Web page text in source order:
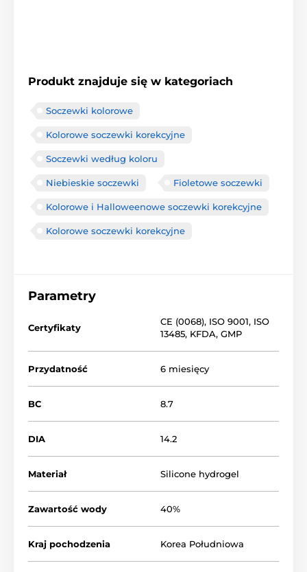
Produkt znajduje się w kategoriach
Soczewki kolorowe
Kolorowe soczewki korekcyjne
Soczewki według koloru
Niebieskie soczewki Fioletowe soczewki
Kolorowe i Halloweenowe soczewki korekcyjne
Kolorowe soczewki korekcyjne
Parametry
Certyfikaty
CE (0068), ISO 9001, ISO
13485, KFDA, GMP
Przydatność 6 miesięcy
BC 8.7
DIA 14.2
Materiał Silicone hydrogel
Zawartość wody 40%
Kraj pochodzenia Korea Południowa